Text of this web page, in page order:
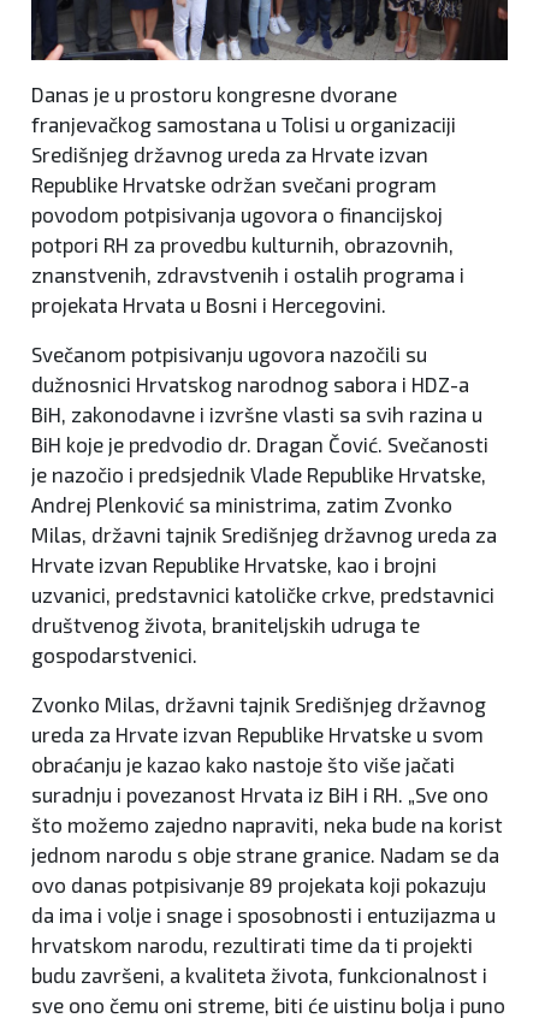
Danas je u prostoru kongresne dvorane
franjevačkog samostana u Tolisi u organizaciji
Središnjeg državnog ureda za Hrvate izvan
Republike Hrvatske održan svečani program
povodom potpisivanja ugovora o financijskoj
potpori RH za provedbu kulturnih, obrazovnih,
znanstvenih, zdravstvenih i ostalih programa i
projekata Hrvata u Bosni i Hercegovini.
Svečanom potpisivanju ugovora nazočili su
dužnosnici Hrvatskog narodnog sabora i HDZ-a
BiH, zakonodavne i izvršne vlasti sa svih razina u
BiH koje je predvodio dr. Dragan Čović. Svečanosti
je nazočio i predsjednik Vlade Republike Hrvatske,
Andrej Plenković sa ministrima, zatim Zvonko
Milas, državni tajnik Središnjeg državnog ureda za
Hrvate izvan Republike Hrvatske, kao i brojni
uzvanici, predstavnici katoličke crkve, predstavnici
društvenog života, braniteljskih udruga te
gospodarstvenici.
Zvonko Milas, državni tajnik Središnjeg državnog
ureda za Hrvate izvan Republike Hrvatske u svom
obraćanju je kazao kako nastoje što više jačati
suradnju i povezanost Hrvata iz BiH i RH. „Sve ono
što možemo zajedno napraviti, neka bude na korist
jednom narodu s obje strane granice. Nadam se da
ovo danas potpisivanje 89 projekata koji pokazuju
da ima i volje i snage i sposobnosti i entuzijazma u
hrvatskom narodu, rezultirati time da ti projekti
budu završeni, a kvaliteta života, funkcionalnost i
sve ono čemu oni streme, biti će uistinu bolja i puno